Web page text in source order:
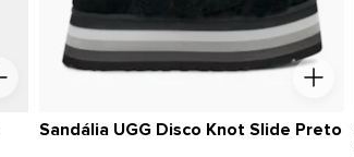
Sandália UGG Disco Knot Slide Preto